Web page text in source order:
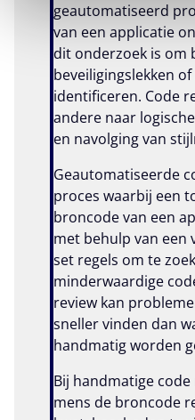
geautomatiseerd
van een applicatie
dit onderzoek is om
beveiligingslekken
identificeren. Code
andere naar
en navolging van
Geautomatiseerde
proces waarbij een
broncode van een
met behulp van een
set regels om te
minderwaardige
review kan
sneller vinden dan
handmatig worden
Bij handmatige
mens de broncode